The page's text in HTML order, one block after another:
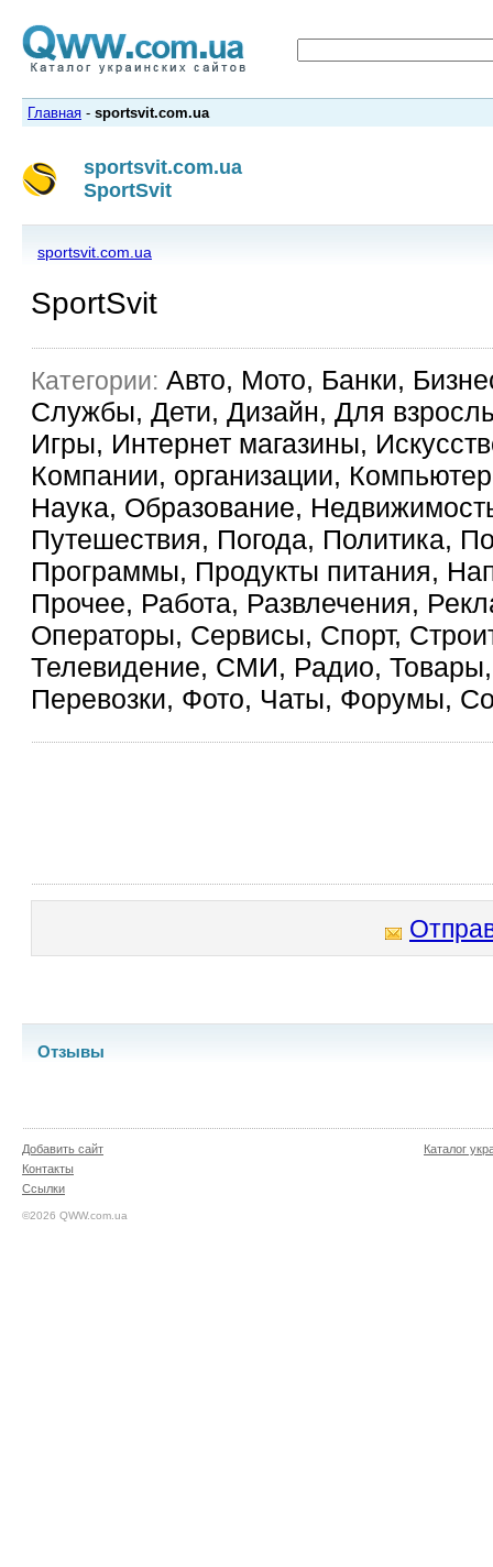
Главная - sportsvit.com.ua
sportsvit.com.ua
SportSvit
sportsvit.com.ua
SportSvit
Категории: Авто, Мото, Банки,
Службы, Дети, Дизайн, Для
Игры, Интернет магазины,
Компании, организации,
Наука, Образование,
Путешествия, Погода, Политика,
Программы, Продукты питания,
Прочее, Работа, Развлечения,
Операторы, Сервисы, Спорт,
Телевидение, СМИ, Радио, Товары,
Перевозки, Фото, Чаты, Форумы,
Отзывы
Добавить сайт
Контакты
Ссылки
©2026 QWW.com.ua
Каталог